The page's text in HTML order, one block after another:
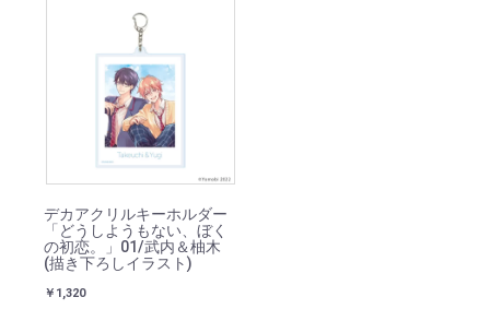
デカアクリルキーホルダー
「どうしようもない、ぼく
の初恋。」01/武内＆柚木
(描き下ろしイラスト)
￥1,320